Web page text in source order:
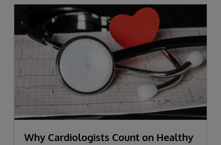
Why Cardiologists Count on Healthy